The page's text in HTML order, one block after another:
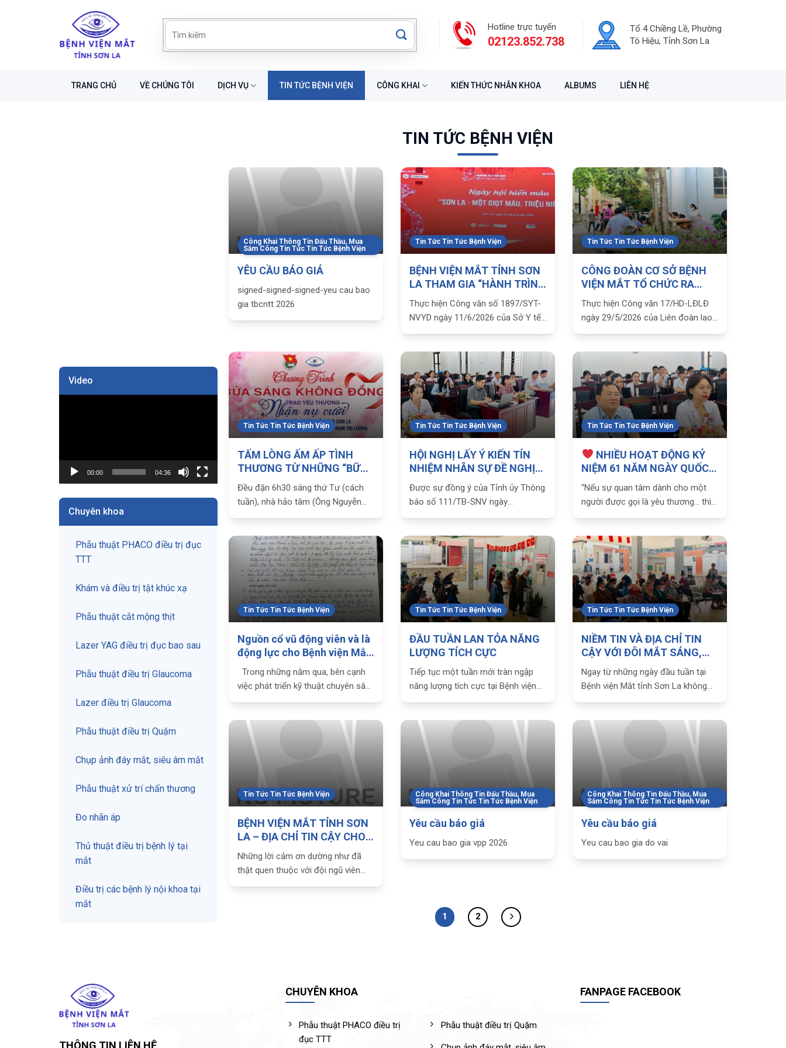
Hotline trực tuyến
02123.852.738
Tổ 4 Chiềng Lề, Phường
Tô Hiệu, Tỉnh Sơn La
TRANG CHỦ VỀ CHÚNG TÔI DỊCH VỤ TIN TỨC BỆNH VIỆN CÔNG KHAI KIẾN THỨC NHÃN KHOA ALBUMS LIÊN HỆ
Video
00:00 04:36
Chuyên khoa
Phẫu thuật PHACO điều trị đục
TTT
Khám và điều trị tật khúc xạ
Phẫu thuật cắt mộng thịt
Lazer YAG điều trị đục bao sau
Phẫu thuật điều trị Glaucoma
Lazer điều trị Glaucoma
Phẫu thuật điều trị Quặm
Chụp ảnh đáy mắt, siêu âm mắt
Phẫu thuật xử trí chấn thương
Đo nhãn áp
Thủ thuật điều trị bệnh lý tại
mắt
Điều trị các bệnh lý nội khoa tại
mắt
TIN TỨC BỆNH VIỆN
Công Khai Thông Tin Đấu Thầu, Mua
Sắm Công Tin Tức Tin Tức Bệnh Viện
YÊU CẦU BÁO GIÁ
signed-signed-signed-yeu cau bao
gia tbcntt 2026
Tin Tức Tin Tức Bệnh Viện
BỆNH VIỆN MẮT TỈNH SƠN
LA THAM GIA “HÀNH TRÌNH
ĐỎ” NĂM 2026
Thực hiện Công văn số 1897/SYT-
NVYD ngày 11/6/2026 của Sở Y tế
tỉnh Sơn La về việc cử cán bộ hỗ
máu tình nguyện tại Chương trình
“Hành trình Đỏ” năm 2026.
Tin Tức Tin Tức Bệnh Viện
CÔNG ĐOÀN CƠ SỞ BỆNH
VIỆN MẮT TỔ CHỨC RA
QUÂN VỆ SINH CẢNH QUAN
MÔI TRƯỜNG
Thực hiện Công văn 17/HD-LĐLĐ
ngày 29/5/2026 của Liên đoàn lao
động tỉnh Sơn La về Hướng dẫn tổ
Tháng hành động vì môi trường
năm 2026 trong
Tin Tức Tin Tức Bệnh Viện
TẤM LÒNG ẤM ẤP TÌNH
THƯƠNG TỪ NHỮNG “BỮA
SÁNG KHÔNG ĐỒNG” TẠI
BỆNH VIỆN MẮT TỈNH SƠN
LA
Đều đặn 6h30 sáng thứ Tư (cách
tuần), nhà hảo tâm (Ông Nguyễn
Xuân Đàm và bà Phạm Thị Lượng)
đồng” trao tặng cho bệnh nhân
điều trị nội trú tại Bệnh viện
Tin Tức Tin Tức Bệnh Viện
HỘI NGHỊ LẤY Ý KIẾN TÍN
NHIỆM NHÂN SỰ ĐỀ NGHỊ
BỔ NHIỆM LẠI CHỨC DANH
PHÓ GIÁM ĐỐC BỆNH VIỆN
MẮT
Được sự đồng ý của Tỉnh ủy Thông
báo số 111/TB-SNV ngày
28/4/2026 của Sở Nội vụ Thông
về công tác cán bộ; Công văn số
1376/SYT-TCCB ngày 08/5/2026
của Sở
Tin Tức Tin Tức Bệnh Viện
NHIỀU HOẠT ĐỘNG KỶ
NIỆM 61 NĂM NGÀY QUỐC
TẾ ĐIỀU DƯỠNG 12/5 – TRI
ÂN NHỮNG TRÁI TIM
TRẮNG THẦM LẶNG
“Nếu sự quan tâm dành cho một
người được gọi là yêu thương… thì
sự quan tâm dành cho cả trăm
điều dưỡng.” Ngày 12/5 hàng năm
không chỉ là ngày sinh của
Tin Tức Tin Tức Bệnh Viện
Nguồn cổ vũ động viên và là
động lực cho Bệnh viện Mắt
tỉnh Sơn La tiếp tục hướng
tới sự hài lòng của người
bệnh THƯ CẢM ƠN BỆNH
VIỆN MẮT TỈNH SƠN LA
Trong những năm qua, bên cạnh
việc phát triển kỹ thuật chuyên sâu,
Bệnh viện Mắt tỉnh Sơn La luôn chú
kết hợp đổi mới phong cách, thái
độ phục vụ
Tin Tức Tin Tức Bệnh Viện
ĐẦU TUẦN LAN TỎA NĂNG
LƯỢNG TÍCH CỰC
Tiếp tục một tuần mới tràn ngập
năng lượng tích cực tại Bệnh viện
Mắt tỉnh Sơn La. Tuần mới tại nơi
Tại Bệnh viện Mắt tỉnh Sơn La khởi
đầu tuần mới
Tin Tức Tin Tức Bệnh Viện
NIỀM TIN VÀ ĐỊA CHỈ TIN
CẬY VỚI ĐÔI MẮT SÁNG,
KHỎE
Ngay từ những ngày đầu tuần tại
Bệnh viện Mắt tỉnh Sơn La không
khí làm việc đã trở nên nhộn nhịp,
cùng khẩn trương ngay từ những
giờ đầu tiên. Tại
Tin Tức Tin Tức Bệnh Viện
BỆNH VIỆN MẮT TỈNH SƠN
LA – ĐỊA CHỈ TIN CẬY CHO
ĐÔI MẮT SÁNG
Những lời cảm ơn dường như đã
thật quen thuộc với đội ngũ viên
chức Bệnh viện Mắt tỉnh Sơn La.
Công Khai Thông Tin Đấu Thầu, Mua
Sắm Công Tin Tức Tin Tức Bệnh Viện
Yêu cầu báo giá
Yeu cau bao gia vpp 2026
Công Khai Thông Tin Đấu Thầu, Mua
Sắm Công Tin Tức Tin Tức Bệnh Viện
Yêu cầu báo giá
Yeu cau bao gia do vai
1 2
THÔNG TIN LIÊN HỆ
CHUYÊN KHOA
Phẫu thuật PHACO điều trị
đục TTT
Phẫu thuật điều trị Quặm
FANPAGE FACEBOOK